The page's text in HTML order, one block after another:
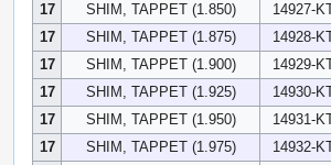
17
SHIM, TAPPET (1.850)
14927-
17
SHIM, TAPPET (1.875)
14928-
17
SHIM, TAPPET (1.900)
14929-
17
SHIM, TAPPET (1.925)
14930-
17
SHIM, TAPPET (1.950)
14931-
17
SHIM, TAPPET (1.975)
14932-